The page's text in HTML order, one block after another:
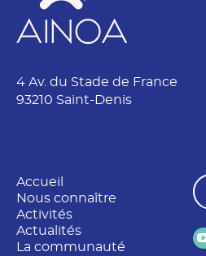
4 Av. du Stade de France
93210 Saint-Denis
Accueil
Nous connaître
Activités
Actualités
La communauté